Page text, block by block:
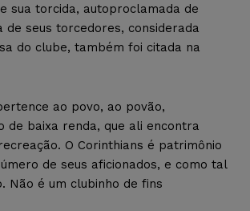
sua torcida, autoproclamada de
de seus torcedores, considerada
do clube, também foi citada na
ao povo, ao povão,
de baixa renda, que ali encontra
O Corinthians é patrimônio
de seus aficionados, e como tal
Não é um clubinho de fins